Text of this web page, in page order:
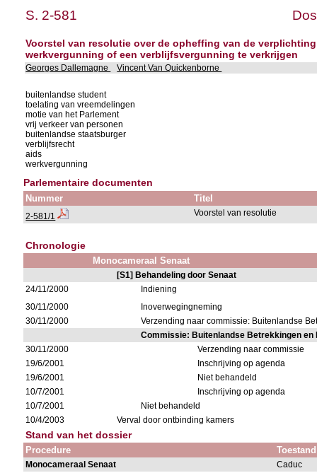
S. 2-581
Voorstel van resolutie over de opheffing van de
werkvergunning of een verblijfsvergunning te verkrijgen
Georges Dallemagne Vincent Van Quickenborne
buitenlandse student
toelating van vreemdelingen
motie van het Parlement
vrij verkeer van personen
buitenlandse staatsburger
verblijfsrecht
aids
werkvergunning
Parlementaire documenten
Nummer Titel
2-581/1 Voorstel van resolutie
Chronologie
Monocameraal Senaat
[S1] Behandeling door Senaat
24/11/2000
Indiening
30/11/2000
Inoverwegingneming
30/11/2000
Verzending naar commissie: Buitenlandse
Commissie: Buitenlandse Betrekkingen en
30/11/2000
Verzending naar commissie
19/6/2001
Inschrijving op agenda
19/6/2001
Niet behandeld
10/7/2001
Inschrijving op agenda
10/7/2001
Niet behandeld
10/4/2003
Verval door ontbinding kamers
Stand van het dossier
Procedure Toestand
Monocameraal Senaat Caduc